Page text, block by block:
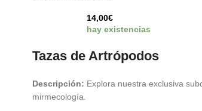
14,00€
hay existencias
Tazas de Artrópodos
Descripción: Explora nuestra exclusiva
mirmecología.